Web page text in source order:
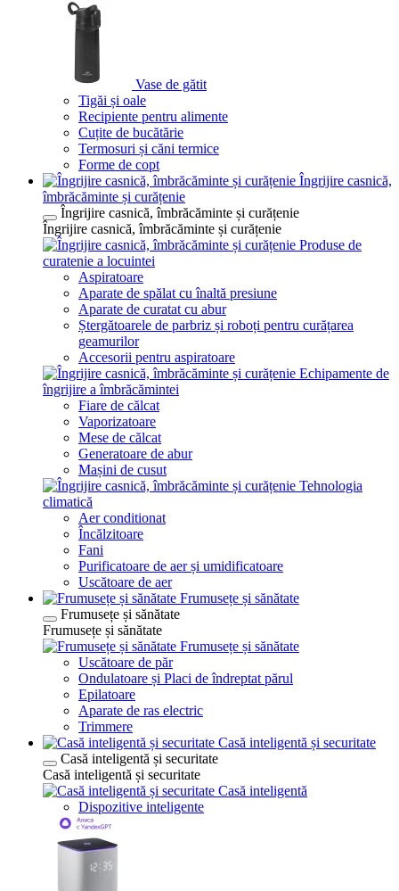
Vase de gătit
Tigăi și oale
Recipiente pentru alimente
Cuțite de bucătărie
Termosuri și căni termice
Forme de copt
Îngrijire casnică,
îmbrăcăminte și curățenie
Îngrijire casnică, îmbrăcăminte și curățenie
Îngrijire casnică, îmbrăcăminte și curățenie
Produse de
curatenie a locuintei
Aspiratoare
Aparate de spălat cu înaltă presiune
Aparate de curatat cu abur
Ștergătoarele de parbriz și roboți pentru curățarea
geamurilor
Accesorii pentru aspiratoare
Echipamente de
îngrijire a îmbrăcămintei
Fiare de călcat
Vaporizatoare
Mese de călcat
Generatoare de abur
Mașini de cusut
Tehnologia
climatică
Aer conditionat
Încălzitoare
Fani
Purificatoare de aer și umidificatoare
Uscătoare de aer
Frumusețe și sănătate
Frumusețe și sănătate
Frumusețe și sănătate
Frumusețe și sănătate
Uscătoare de păr
Ondulatoare și Placi de îndreptat părul
Epilatoare
Aparate de ras electric
Trimmere
Casă inteligentă și securitate
Casă inteligentă și securitate
Casă inteligentă și securitate
Casă inteligentă
Dispozitive inteligente